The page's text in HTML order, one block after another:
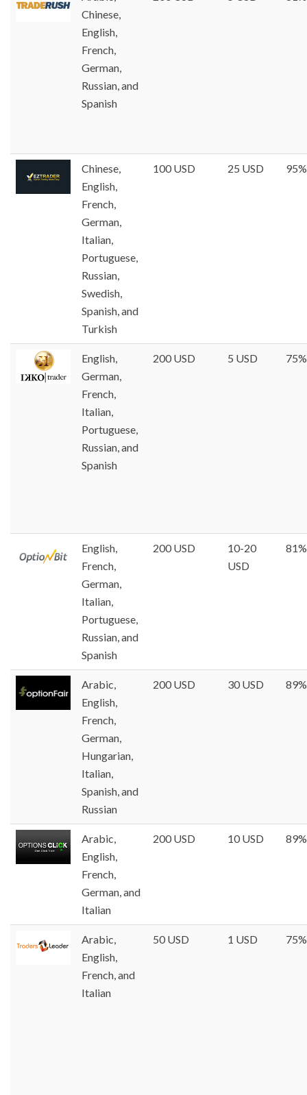
Chinese,
English,
French,
German,
Russian, and
Spanish
Chinese,
English,
French,
German,
Italian,
Portuguese,
Russian,
Swedish,
Spanish, and
Turkish
100 USD 25 USD 95%
English,
German,
French,
Italian,
Portuguese,
Russian, and
Spanish
200 USD 5 USD 75%
English,
French,
German,
Italian,
Portuguese,
Russian, and
Spanish
200 USD
10-20
USD
81%
Arabic,
English,
French,
German,
Hungarian,
Italian,
Spanish, and
Russian
200 USD 30 USD 89%
Arabic,
English,
French,
German, and
Italian
200 USD 10 USD 89%
Arabic,
English,
French, and
Italian
50 USD 1 USD 75%